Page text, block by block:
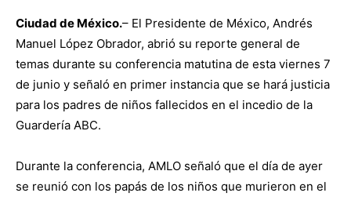
Ciudad de México.– El Presidente de México, Andrés
Manuel López Obrador, abrió su reporte general de
temas durante su conferencia matutina de esta viernes 7
de junio y señaló en primer instancia que se hará justicia
para los padres de niños fallecidos en el incedio de la
Guardería ABC.
Durante la conferencia, AMLO señaló que el día de ayer
se reunió con los papás de los niños que murieron en el